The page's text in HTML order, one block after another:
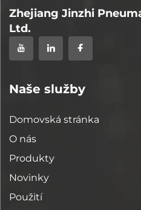
Zhejiang Jinzhi
Ltd.
Naše služby
Domovská stránka
O nás
Produkty
Novinky
Použití